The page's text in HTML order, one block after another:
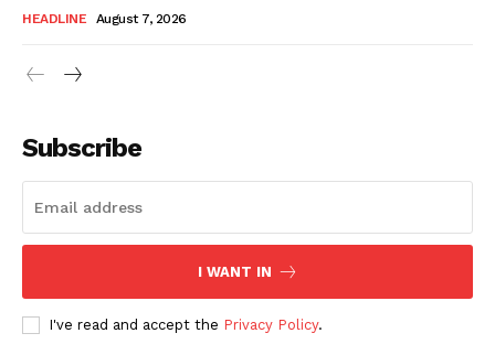
HEADLINE August 7, 2026
Subscribe
I WANT IN
I've read and accept the Privacy Policy.